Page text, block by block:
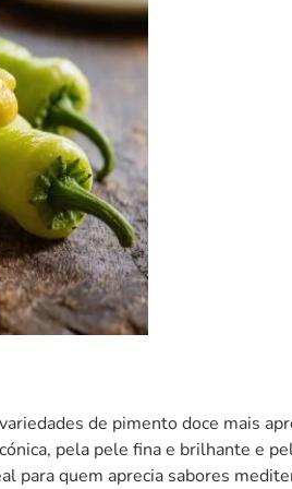
de pimento doce mais
pela pele fina e brilhante e
para quem aprecia sabores